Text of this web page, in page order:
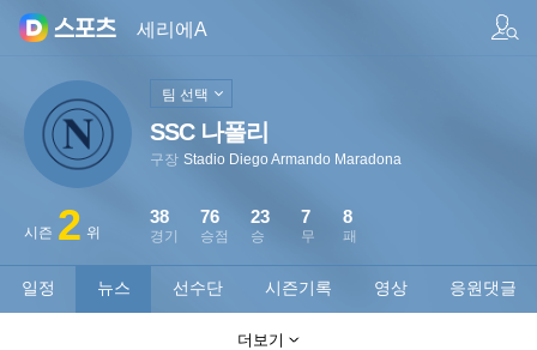
세리에A
SSC 나폴리
구장 Stadio Diego Armando Maradona
시즌 2 위 경기
38
승점
76
승
23
무
7
패
8
팀 선택
일정 뉴스 선수단 시즌기록 영상 응원댓글
더보기